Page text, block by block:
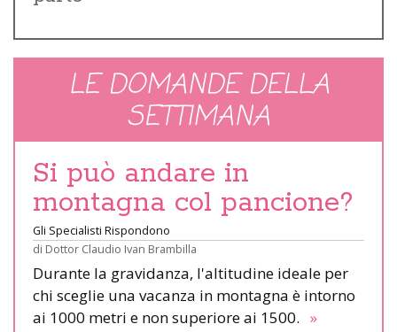
LE DOMANDE DELLA
SETTIMANA
Si può andare in
montagna col pancione?
Gli Specialisti Rispondono
di Dottor Claudio Ivan Brambilla
Durante la gravidanza, l'altitudine ideale per
chi sceglie una vacanza in montagna è intorno
ai 1000 metri e non superiore ai 1500. »